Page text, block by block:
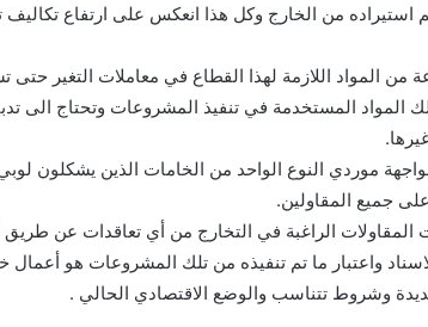
استيراده من الخارج وكل هذا انعكس على ارتفاع تكاليف
من المواد اللازمة لهذا القطاع في معاملات التغير حتى
المستخدمة في تنفيذ المشروعات وتحتاج الى
موردي النوع الواحد من الخامات الذين يشكلون
جميع المقاولين.
الراغبة في التخارج من أي تعاقدات عن طريق
واعتبار ما تم تنفيذه من تلك المشروعات هو أعمال
وشروط تتناسب والوضع الاقتصادي الحالي .